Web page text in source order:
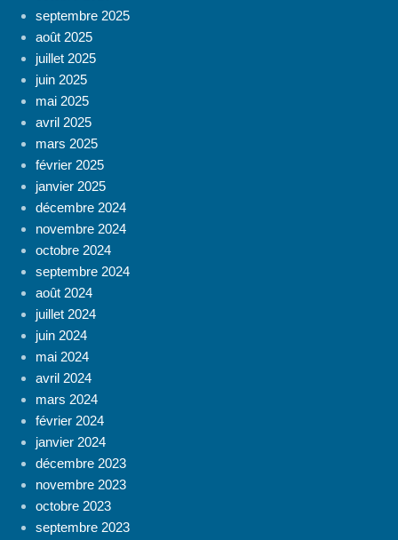
septembre 2025
août 2025
juillet 2025
juin 2025
mai 2025
avril 2025
mars 2025
février 2025
janvier 2025
décembre 2024
novembre 2024
octobre 2024
septembre 2024
août 2024
juillet 2024
juin 2024
mai 2024
avril 2024
mars 2024
février 2024
janvier 2024
décembre 2023
novembre 2023
octobre 2023
septembre 2023